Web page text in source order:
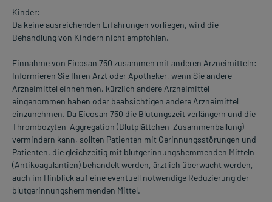
Kinder:
Da keine ausreichenden Erfahrungen vorliegen, wird die
Behandlung von Kindern nicht empfohlen.
Einnahme von Eicosan 750 zusammen mit anderen Arzneimitteln:
Informieren Sie Ihren Arzt oder Apotheker, wenn Sie andere
Arzneimittel einnehmen, kürzlich andere Arzneimittel
eingenommen haben oder beabsichtigen andere Arzneimittel
einzunehmen. Da Eicosan 750 die Blutungszeit verlängern und die
Thrombozyten-Aggregation (Blutplättchen-Zusammenballung)
vermindern kann, sollten Patienten mit Gerinnungsstörungen und
Patienten, die gleichzeitig mit blutgerinnungshemmenden Mitteln
(Antikoagulantien) behandelt werden, ärztlich überwacht werden,
auch im Hinblick auf eine eventuell notwendige Reduzierung der
blutgerinnungshemmenden Mittel.